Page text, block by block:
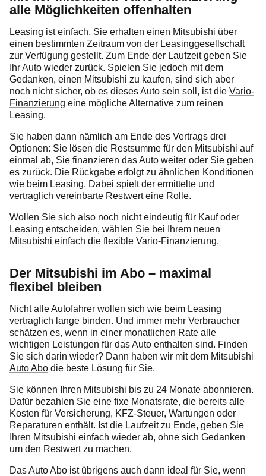
alle Möglichkeiten offenhalten
Leasing ist einfach. Sie erhalten einen Mitsubishi über
einen bestimmten Zeitraum von der Leasinggesellschaft
zur Verfügung gestellt. Zum Ende der Laufzeit geben Sie
Ihr Auto wieder zurück. Spielen Sie jedoch mit dem
Gedanken, einen Mitsubishi zu kaufen, sind sich aber
noch nicht sicher, ob es dieses Auto sein soll, ist die Vario-
Finanzierung eine mögliche Alternative zum reinen
Leasing.
Sie haben dann nämlich am Ende des Vertrags drei
Optionen: Sie lösen die Restsumme für den Mitsubishi auf
einmal ab, Sie finanzieren das Auto weiter oder Sie geben
es zurück. Die Rückgabe erfolgt zu ähnlichen Konditionen
wie beim Leasing. Dabei spielt der ermittelte und
vertraglich vereinbarte Restwert eine Rolle.
Wollen Sie sich also noch nicht eindeutig für Kauf oder
Leasing entscheiden, wählen Sie bei Ihrem neuen
Mitsubishi einfach die flexible Vario-Finanzierung.
Der Mitsubishi im Abo – maximal
flexibel bleiben
Nicht alle Autofahrer wollen sich wie beim Leasing
vertraglich lange binden. Und immer mehr Verbraucher
schätzen es, wenn in einer monatlichen Rate alle
wichtigen Leistungen für das Auto enthalten sind. Finden
Sie sich darin wieder? Dann haben wir mit dem Mitsubishi
Auto Abo die beste Lösung für Sie.
Sie können Ihren Mitsubishi bis zu 24 Monate abonnieren.
Dafür bezahlen Sie eine fixe Monatsrate, die bereits alle
Kosten für Versicherung, KFZ-Steuer, Wartungen oder
Reparaturen enthält. Ist die Laufzeit zu Ende, geben Sie
Ihren Mitsubishi einfach wieder ab, ohne sich Gedanken
um den Restwert zu machen.
Das Auto Abo ist übrigens auch dann ideal für Sie, wenn